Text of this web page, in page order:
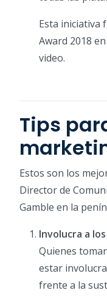
Esta iniciativa
Award 2018
video.
Tips
Estos son los
Director de
Gamble en la
Involucra a
Quienes
estar
frente a la